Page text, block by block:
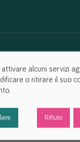
attivare alcuni servizi
o ritirare il suo
Rifiuto